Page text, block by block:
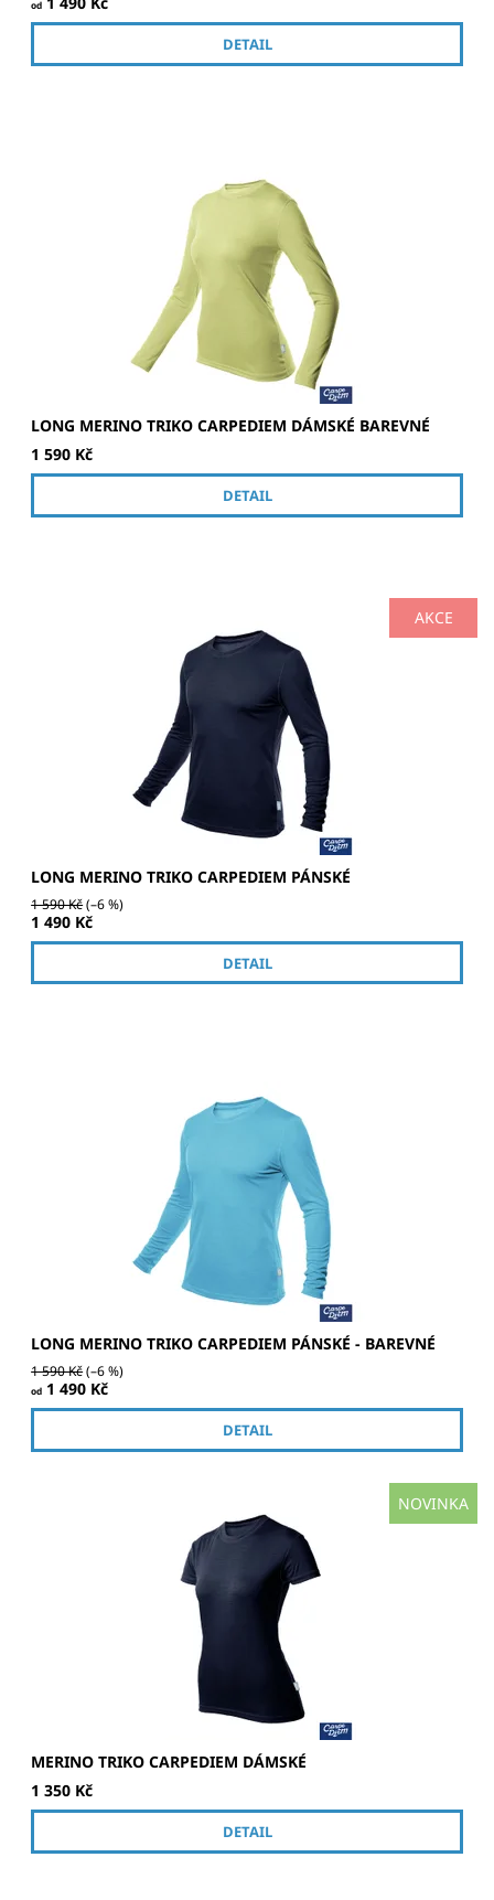
od
DETAIL
Kvalitní barevné dámské merino tričko s dlouhý rukávem.
LONG MERINO TRIKO CARPEDIEM DÁMSKÉ BAREVNÉ
1 590 Kč
DETAIL
AKCE
Kvalitní námořnické merino tričko s dlouhým rukávem.
LONG MERINO TRIKO CARPEDIEM PÁNSKÉ
1 590 Kč(–6 %)
1 490 Kč
DETAIL
Kvalitní merino tričko ve více barvách s dlouhým
LONG MERINO TRIKO CARPEDIEM PÁNSKÉ - BAREVNÉ
1 590 Kč(–6 %)
od 1 490 Kč
DETAIL
NOVINKA
Kvalitní námořnické dámské merino tričko.
MERINO TRIKO CARPEDIEM DÁMSKÉ
1 350 Kč
DETAIL